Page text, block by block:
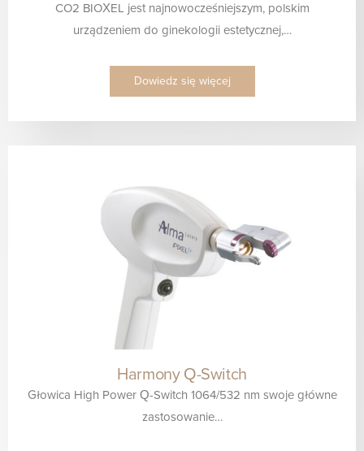
CO2 BIOXEL jest najnowocześniejszym, polskim
urządzeniem do ginekologii estetycznej,…
Dowiedz się więcej
Harmony Q-Switch
Głowica High Power Q-Switch 1064/532 nm swoje główne
zastosowanie…